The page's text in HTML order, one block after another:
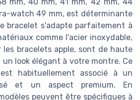
mm, 40 mm, 41 mm, 42 mm, 44
watch 49 mm, est déterminante
bracelet s'adapte parfaitement à
comme l'acier inoxydable,
bracelets apple, sont de haute
look élégant à votre montre. Ce
habituellement associé à un
et un aspect premium. En
peuvent être spécifiques à